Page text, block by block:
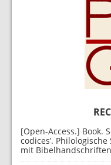
[Open-Access.] Book.
codices’.
mit